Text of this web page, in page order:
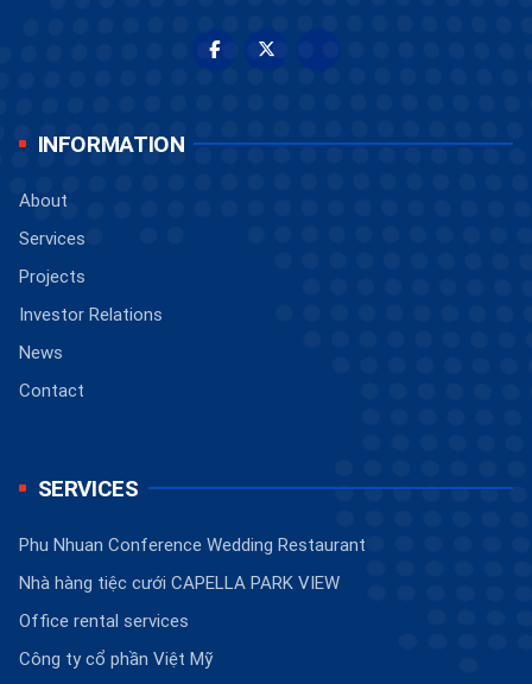
INFORMATION
About
Services
Projects
Investor Relations
News
Contact
SERVICES
Phu Nhuan Conference Wedding Restaurant
Nhà hàng tiệc cưới CAPELLA PARK VIEW
Office rental services
Công ty cổ phần Việt Mỹ